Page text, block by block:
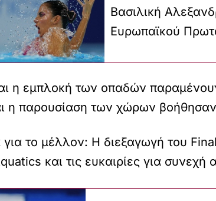
Βασιλική
Ευρωπαϊκού
η εμπλοκή των οπαδών
παρουσίαση των χώρων βοήθησαν
για το μέλλον: Η διεξαγωγή του
και τις ευκαιρίες για